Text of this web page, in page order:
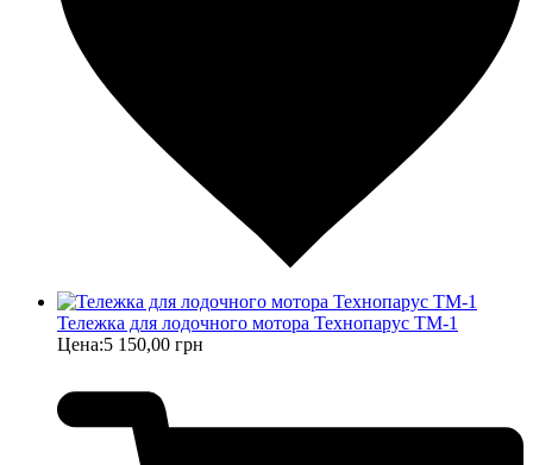
Тележка для лодочного мотора Технопарус ТM-1
Цена:5 150,00 грн